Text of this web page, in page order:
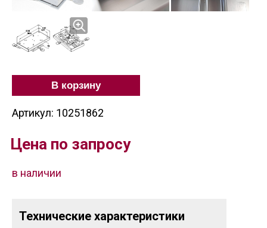
В корзину
Артикул: 10251862
Цена по запросу
в наличии
Технические характеристики